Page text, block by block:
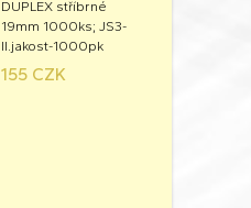
DUPLEX stříbrné
19mm 1000ks; JS3-
II.jakost-1000pk
155 CZK